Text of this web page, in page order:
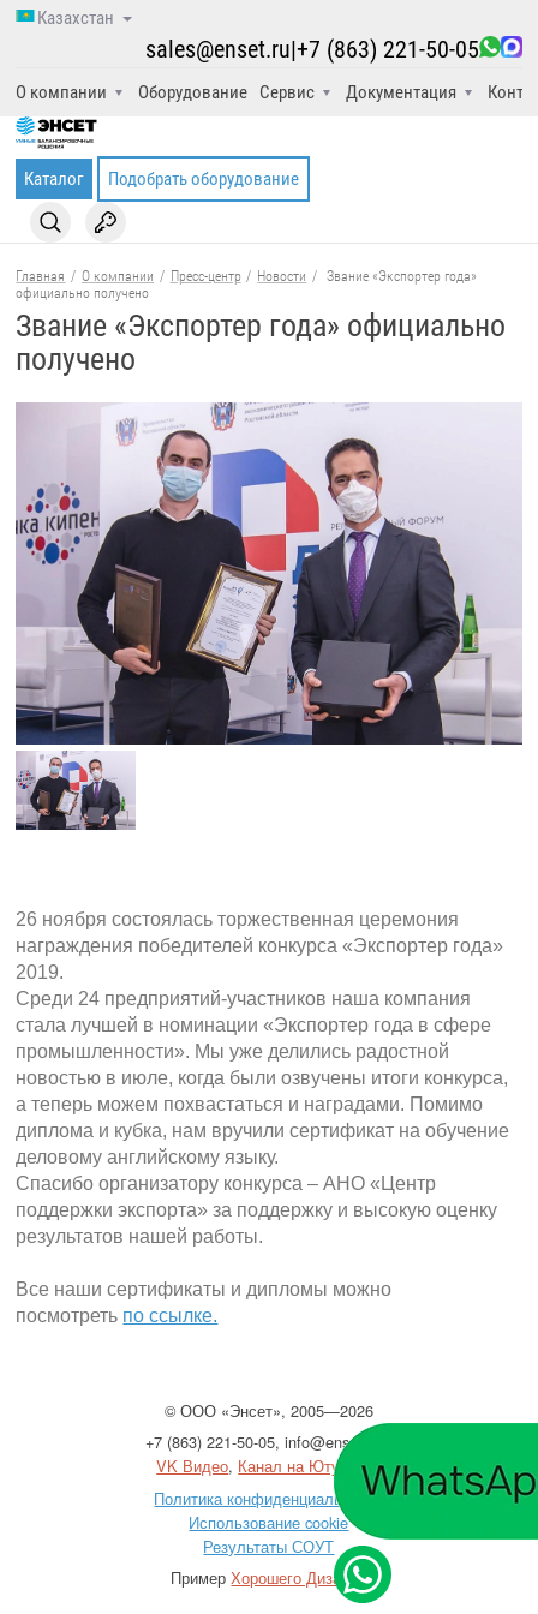
Казахстан
О компании Оборудование Сервис Документация
sales@enset.ru|+7 (863) 221-50-05
Каталог Подобрать оборудование
Главная / О компании / Пресс-центр / Новости / Звание «Экспортер года»
официально получено
Звание «Экспортер года» официально
получено
26 ноября состоялась торжественная церемония
награждения победителей конкурса «Экспортер года»
2019.
Среди 24 предприятий-участников наша компания
стала лучшей в номинации «Экспортер года в сфере
промышленности». Мы уже делились радостной
новостью в июле, когда были озвучены итоги конкурса,
а теперь можем похвастаться и наградами. Помимо
диплома и кубка, нам вручили сертификат на обучение
деловому английскому языку.
Спасибо организатору конкурса – АНО «Центр
поддержки экспорта» за поддержку и высокую оценку
результатов нашей работы.
Все наши сертификаты и дипломы можно
посмотреть по ссылке.
©ООО«Энсет», 2005—2026
+7 (863) 221-50-05, info@enset.ru
VK Видео, Канал на Ютубе
Политика конфиденциальности
Использование cookie
Результаты СОУТ
ПримерХорошего Дизайна